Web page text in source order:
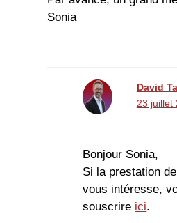
Sonia
David
23 juillet
Bonjour Sonia,
Si la prestation
vous intéresse,
souscrire ici.